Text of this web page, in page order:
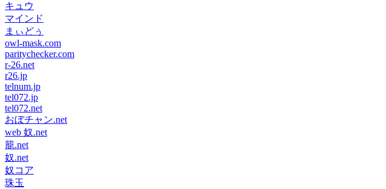
キュウ
マインド
まぃどぅ
owl-mask.com
paritychecker.com
r-26.net
r26.jp
telnum.jp
tel072.jp
tel072.net
おぼチャン.net
web 奴.net
籠.net
奴.net
奴コア
珠玉